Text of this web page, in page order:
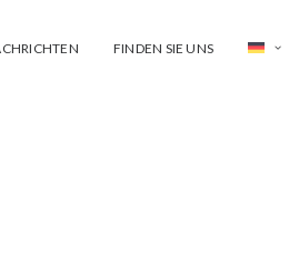
FINDEN SIE UNS